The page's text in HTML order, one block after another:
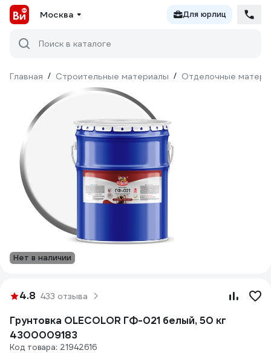
Москва Для юрлиц
Поиск в каталоге
Главная / Строительные материалы / Отделочные
Нет в наличии
4.8 433 отзыва
Грунтовка OLECOLOR ГФ-021 белый, 50 кг
4300009183
Код товара: 21942616